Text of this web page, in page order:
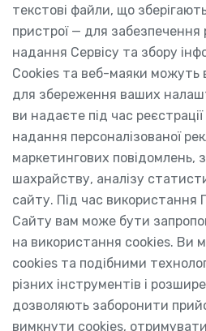
текстові файли, що
пристрої — для
надання Сервісу та збору
Cookies та веб-маяки можуть
для збереження ваших
ви надаєте під час
надання персоналізованої
маркетингових повідомлень,
шахрайству, аналізу
сайту. Під час використання
Сайту вам може бути
на використання cookies. Ви
cookies та подібними
різних інструментів і
дозволяють заборонити
вимкнути cookies,